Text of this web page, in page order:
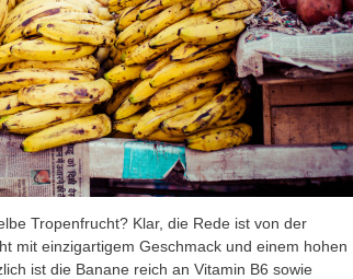
Tropenfrucht? Klar, die Rede ist von der
mit einzigartigem Geschmack und einem hohen
ist die Banane reich an Vitamin B6 sowie